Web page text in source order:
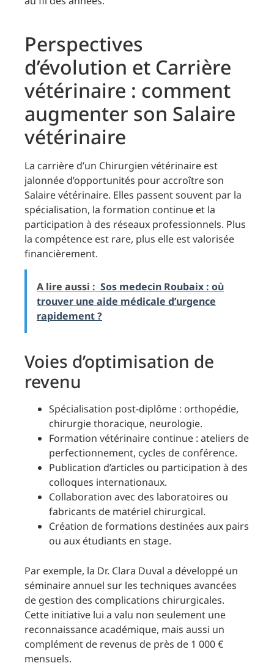
Perspectives
d’évolution et Carrière
vétérinaire : comment
augmenter son Salaire
vétérinaire
La carrière d’un Chirurgien vétérinaire est
jalonnée d’opportunités pour accroître son
Salaire vétérinaire. Elles passent souvent par la
spécialisation, la formation continue et la
participation à des réseaux professionnels. Plus
la compétence est rare, plus elle est valorisée
financièrement.
A lire aussi : Sos medecin Roubaix : où
trouver une aide médicale d’urgence
rapidement ?
Voies d’optimisation de
revenu
Spécialisation post-diplôme : orthopédie,
chirurgie thoracique, neurologie.
Formation vétérinaire continue : ateliers de
perfectionnement, cycles de conférence.
Publication d’articles ou participation à des
colloques internationaux.
Collaboration avec des laboratoires ou
fabricants de matériel chirurgical.
Création de formations destinées aux pairs
ou aux étudiants en stage.
Par exemple, la Dr. Clara Duval a développé un
séminaire annuel sur les techniques avancées
de gestion des complications chirurgicales.
Cette initiative lui a valu non seulement une
reconnaissance académique, mais aussi un
complément de revenus de près de 1 000 €
mensuels.